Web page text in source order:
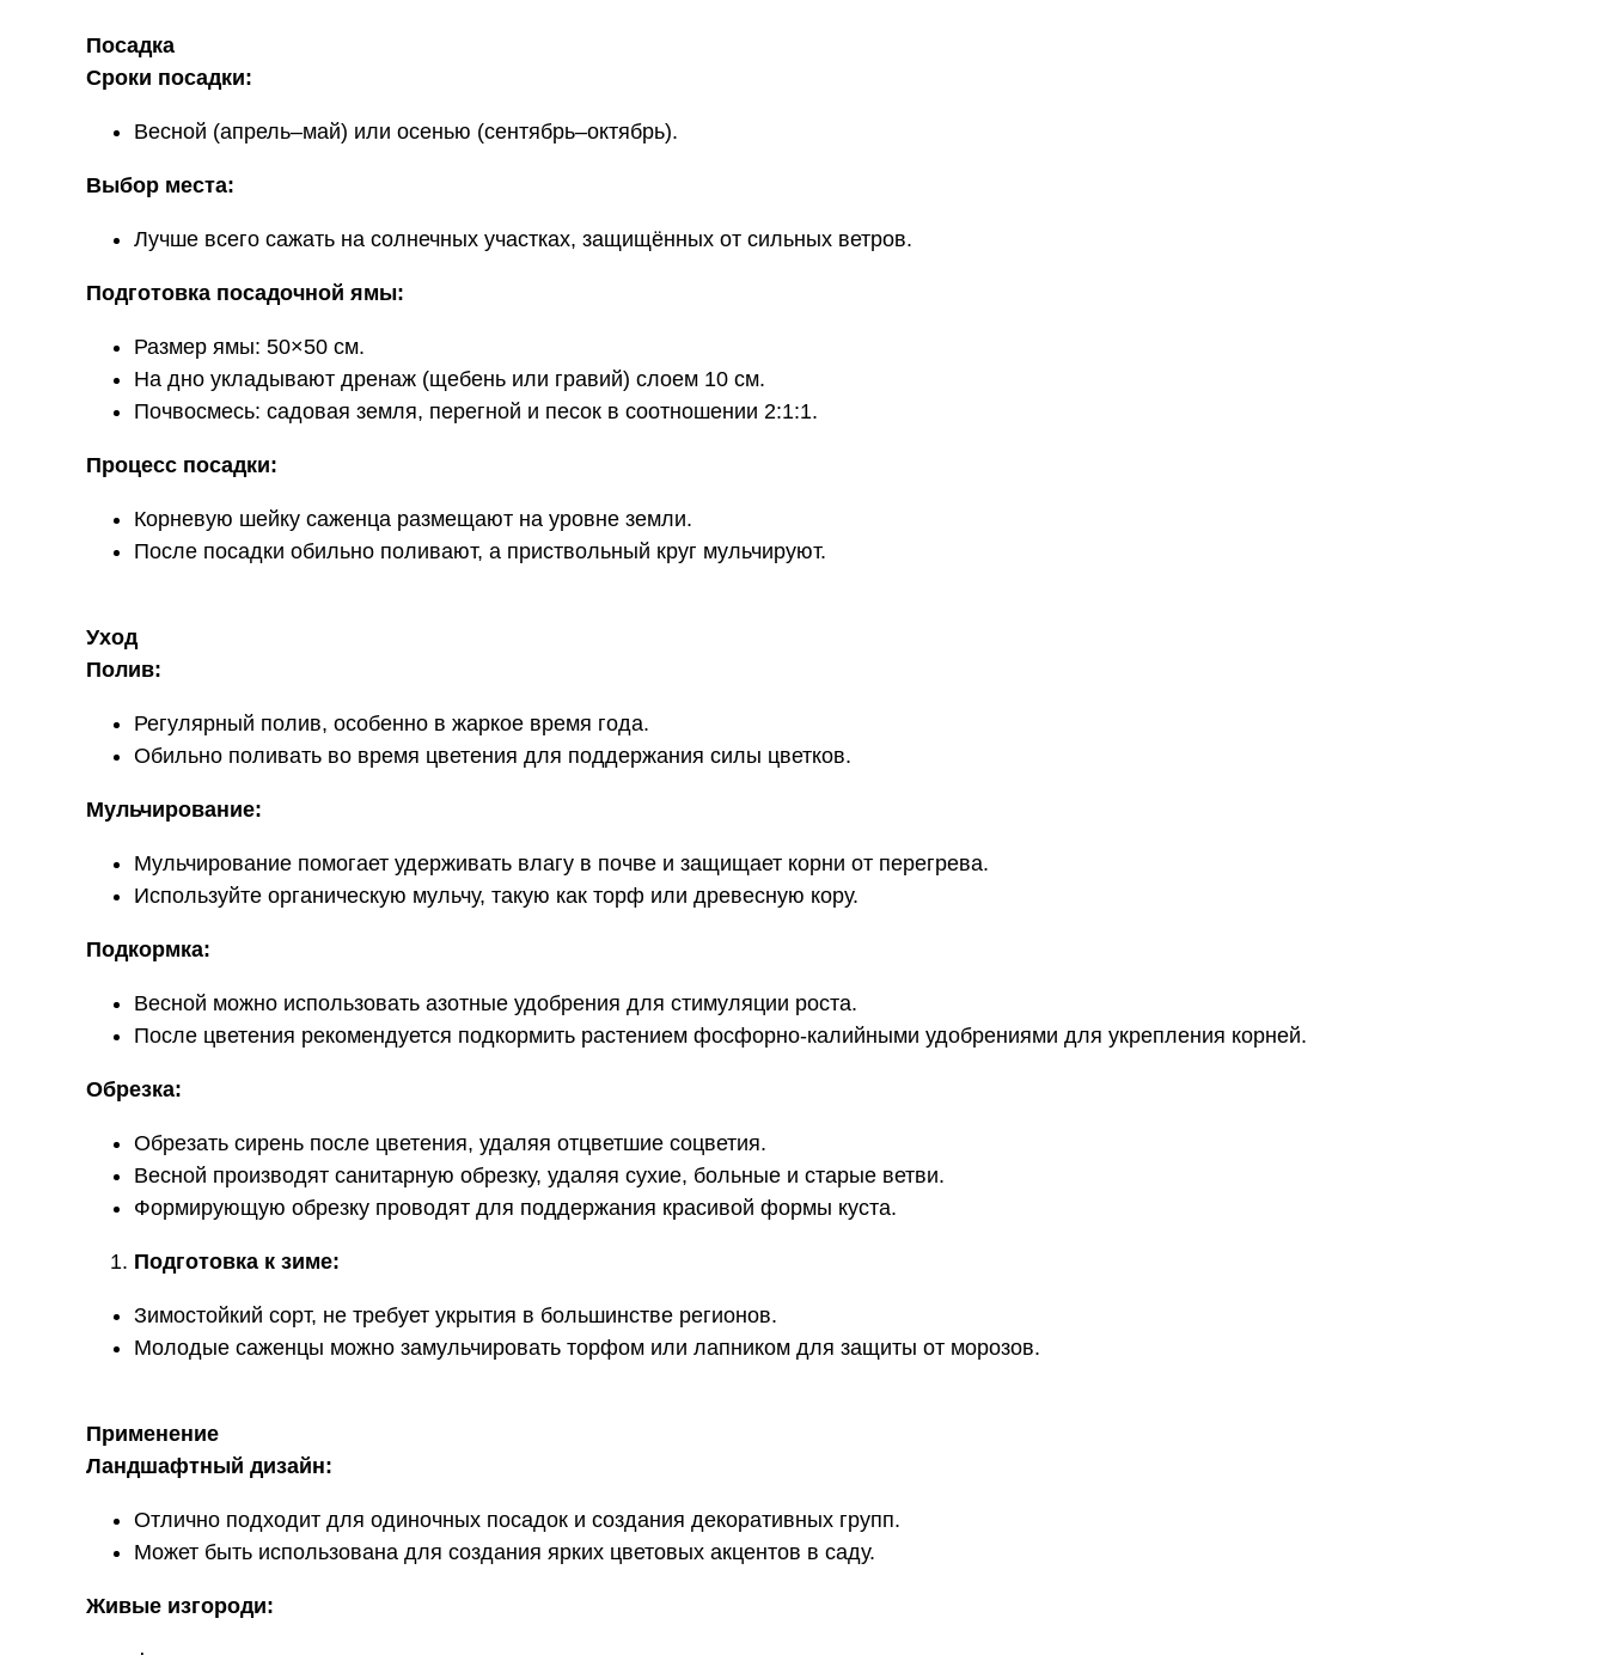
Посадка
Сроки посадки:
Весной (апрель–май) или осенью (сентябрь–октябрь).
Выбор места:
Лучше всего сажать на солнечных участках, защищённых от сильных ветров.
Подготовка посадочной ямы:
Размер ямы: 50×50 см.
На дно укладывают дренаж (щебень или гравий) слоем 10 см.
Почвосмесь: садовая земля, перегной и песок в соотношении 2:1:1.
Процесс посадки:
Корневую шейку саженца размещают на уровне земли.
После посадки обильно поливают, а приствольный круг мульчируют.
Уход
Полив:
Регулярный полив, особенно в жаркое время года.
Обильно поливать во время цветения для поддержания силы цветков.
Мульчирование:
Мульчирование помогает удерживать влагу в почве и защищает корни от перегрева.
Используйте органическую мульчу, такую как торф или древесную кору.
Подкормка:
Весной можно использовать азотные удобрения для стимуляции роста.
После цветения рекомендуется подкормить растением фосфорно-калийными удобрениями для укрепления корней.
Обрезка:
Обрезать сирень после цветения, удаляя отцветшие соцветия.
Весной производят санитарную обрезку, удаляя сухие, больные и старые ветви.
Формирующую обрезку проводят для поддержания красивой формы куста.
Подготовка к зиме:
Зимостойкий сорт, не требует укрытия в большинстве регионов.
Молодые саженцы можно замульчировать торфом или лапником для защиты от морозов.
Применение
Ландшафтный дизайн:
Отлично подходит для одиночных посадок и создания декоративных групп.
Может быть использована для создания ярких цветовых акцентов в саду.
Живые изгороди: